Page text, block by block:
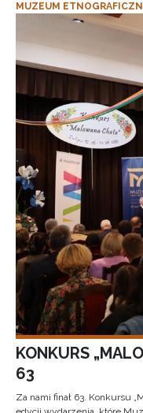
MUZEUM
KONKURS
63
Za nami finał 63. Konkursu